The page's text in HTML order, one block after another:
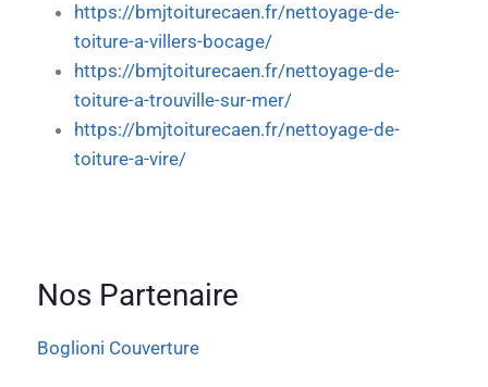
https://bmjtoiturecaen.fr/nettoyage-de-
toiture-a-villers-bocage/
https://bmjtoiturecaen.fr/nettoyage-de-
toiture-a-trouville-sur-mer/
https://bmjtoiturecaen.fr/nettoyage-de-
toiture-a-vire/
Nos Partenaire
Boglioni Couverture